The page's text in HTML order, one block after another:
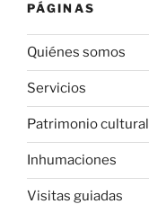
PÁGINAS
Quiénes somos
Servicios
Patrimonio cultural
Inhumaciones
Visitas guiadas